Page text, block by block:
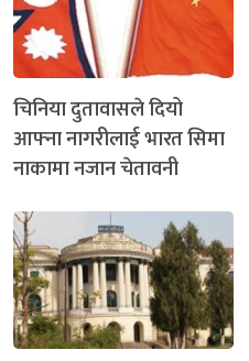
चिनिया दुतावासले दियो
आफ्ना नागरीलाई भारत सिमा
नाकामा नजान चेतावनी